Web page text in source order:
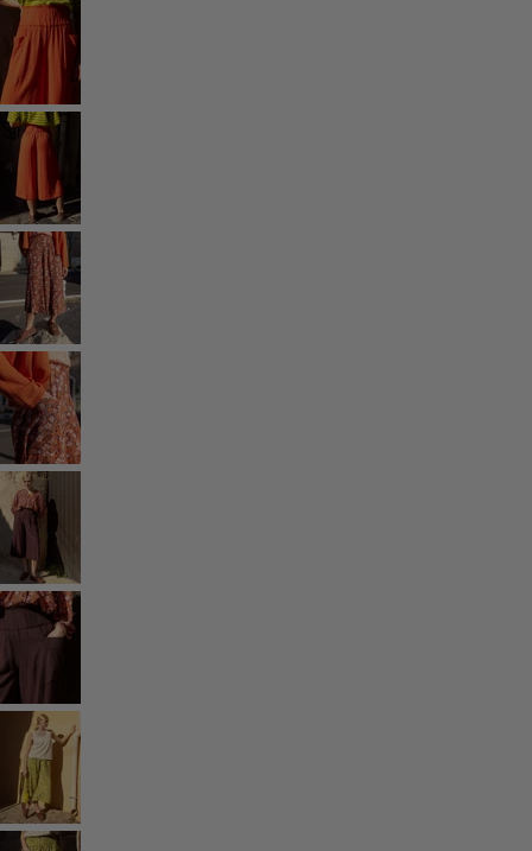
Styles-Mode
Leinenkleidung
Kleider im Hippie-Stil
Grosse Grössen
Blumenkleidung
Hippie-Mode
Skandinavische Mode
Lagenlook
Gestreifte Kleidung
Karierte Kleidung
Kleidung mit Punkten
Bio-Kleidung
Schwedische Mode
Jerseykleider
Design im Boho-Stil
Modestücke für kühle Abende
Gemusterte Kleidung
Baumwollkleidung
Bio-Baumwolle
Strand- und Bademode
Partymode